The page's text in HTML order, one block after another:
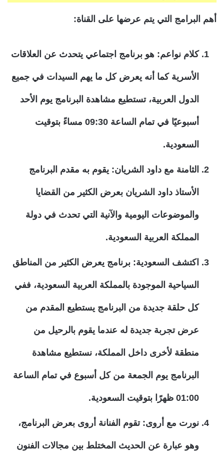
أهم البرامج التي يتم عرضها على القناة:
كلام نواعم: هو برنامج اجتماعي يتحدث عن العلاقات
الأسرية كما أنه يعرض كل ما يهم السيدات في جميع
الدول العربية، تستطيع مشاهدة البرنامج يوم الأحد
أسبوعيًا في تمام الساعة 09:30 مساءً بتوقيت
السعودية.
الثامنة مع داود الشريان: يقوم به مقدم البرنامج
الأستاذ داود الشريان بعرض الكثير من القضايا
والموضوعات اليومية والآنية التي تحدث في دولة
المملكة العربية السعودية.
اكتشف السعودية: برنامج يعرض الكثير من المناطق
السياحية الموجودة بالمملكة العربية السعودية، ففي
كل حلقة جديدة من البرنامج يستطيع المقدم من
عرض تجربة جديدة له عندما يقوم بالرحيل من
منطقة لأخرى داخل المملكة، نستطيع مشاهدة
البرنامج يوم الجمعة من كل أسبوع في تمام الساعة
01:00 ظهرًا بتوقيت السعودية.
نورت مع أروى: تقوم الفنانة أروى بعرض البرنامج،
وهو عبارة عن الحديث المختلط بين مجالات الفنون